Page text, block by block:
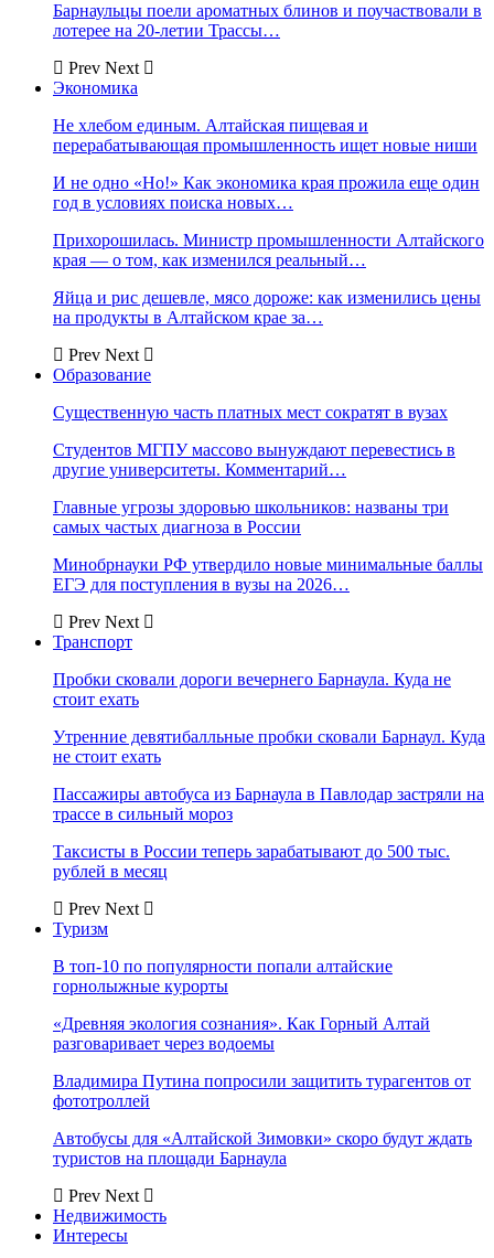
Барнаульцы поели ароматных блинов и поучаствовали в
лотерее на 20-летии Трассы…
Prev Next
Экономика
Не хлебом единым. Алтайская пищевая и
перерабатывающая промышленность ищет новые ниши
И не одно «Но!» Как экономика края прожила еще один
год в условиях поиска новых…
Прихорошилась. Министр промышленности Алтайского
края — о том, как изменился реальный…
Яйца и рис дешевле, мясо дороже: как изменились цены
на продукты в Алтайском крае за…
Prev Next
Образование
Существенную часть платных мест сократят в вузах
Студентов МГПУ массово вынуждают перевестись в
другие университеты. Комментарий…
Главные угрозы здоровью школьников: названы три
самых частых диагноза в России
Минобрнауки РФ утвердило новые минимальные баллы
ЕГЭ для поступления в вузы на 2026…
Prev Next
Транспорт
Пробки сковали дороги вечернего Барнаула. Куда не
стоит ехать
Утренние девятибалльные пробки сковали Барнаул. Куда
не стоит ехать
Пассажиры автобуса из Барнаула в Павлодар застряли на
трассе в сильный мороз
Таксисты в России теперь зарабатывают до 500 тыс.
рублей в месяц
Prev Next
Туризм
В топ-10 по популярности попали алтайские
горнолыжные курорты
«Древняя экология сознания». Как Горный Алтай
разговаривает через водоемы
Владимира Путина попросили защитить турагентов от
фототроллей
Автобусы для «Алтайской Зимовки» скоро будут ждать
туристов на площади Барнаула
Prev Next
Недвижимость
Интересы